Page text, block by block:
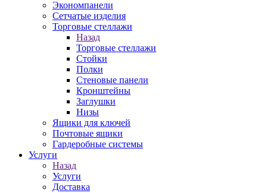
Экономпанели
Сетчатые изделия
Торговые стеллажи
Назад
Торговые стеллажи
Стойки
Полки
Стеновые панели
Кронштейны
Заглушки
Низы
Ящики для ключей
Почтовые ящики
Гардеробные системы
Услуги
Назад
Услуги
Доставка